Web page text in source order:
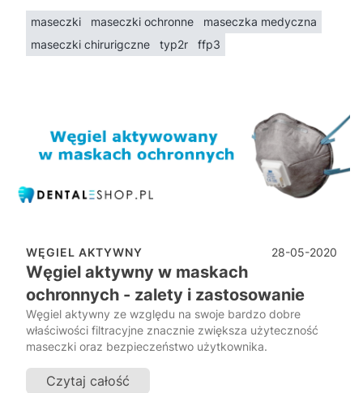
maseczki maseczki ochronne
maseczka medyczna
maseczki chirurigczne
typ2r ffp3
WĘGIEL AKTYWNY 28-05-2020
Węgiel aktywny w maskach
ochronnych - zalety i zastosowanie
Węgiel aktywny ze względu na swoje bardzo dobre
właściwości filtracyjne znacznie zwiększa użyteczność
maseczki oraz bezpieczeństwo użytkownika.
Czytaj całość